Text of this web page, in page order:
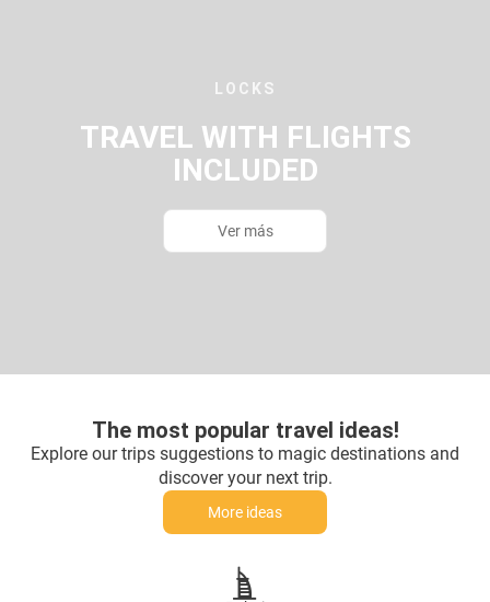
LOCKS
TRAVEL WITH FLIGHTS
INCLUDED
Ver más
The most popular travel ideas!
Explore our trips suggestions to magic destinations and
discover your next trip.
More ideas